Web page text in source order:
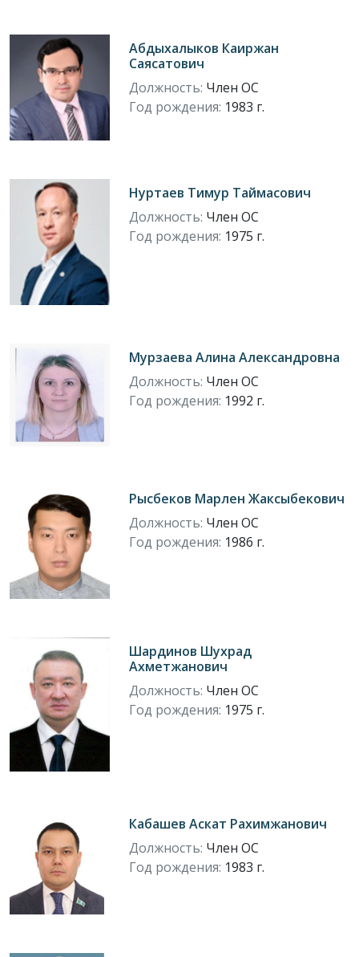
Абдыхалыков Каиржан
Саясатович
Должность: Член ОС
Год рождения: 1983 г.
Нуртаев Тимур Таймасович
Должность: Член ОС
Год рождения: 1975 г.
Мурзаева Алина Александровна
Должность: Член ОС
Год рождения: 1992 г.
Рысбеков Марлен Жаксыбекович
Должность: Член ОС
Год рождения: 1986 г.
Шардинов Шухрад
Ахметжанович
Должность: Член ОС
Год рождения: 1975 г.
Кабашев Аскат Рахимжанович
Должность: Член ОС
Год рождения: 1983 г.